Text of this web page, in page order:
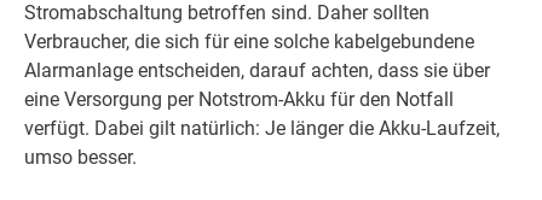
Stromabschaltung betroffen sind. Daher sollten
Verbraucher, die sich für eine solche kabelgebundene
Alarmanlage entscheiden, darauf achten, dass sie über
eine Versorgung per Notstrom-Akku für den Notfall
verfügt. Dabei gilt natürlich: Je länger die Akku-Laufzeit,
umso besser.